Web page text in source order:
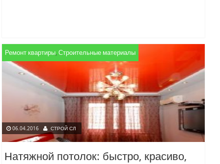
Ремонт квартиры,Строительные материалы
06.04.2016 СТРОЙ СЛ
Натяжной потолок: быстро, красиво,